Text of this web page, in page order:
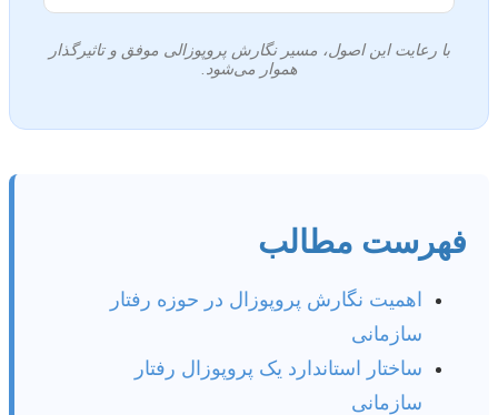
با رعایت این اصول، مسیر نگارش پروپوزالی موفق و تاثیرگذار
هموار می‌شود.
فهرست مطالب
اهمیت نگارش پروپوزال در حوزه رفتار
سازمانی
ساختار استاندارد یک پروپوزال رفتار
سازمانی